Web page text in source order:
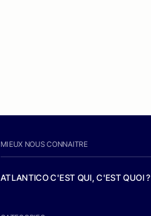
MIEUX NOUS CONNAITRE
ATLANTICO C'EST QUI, C'EST QUOI ?